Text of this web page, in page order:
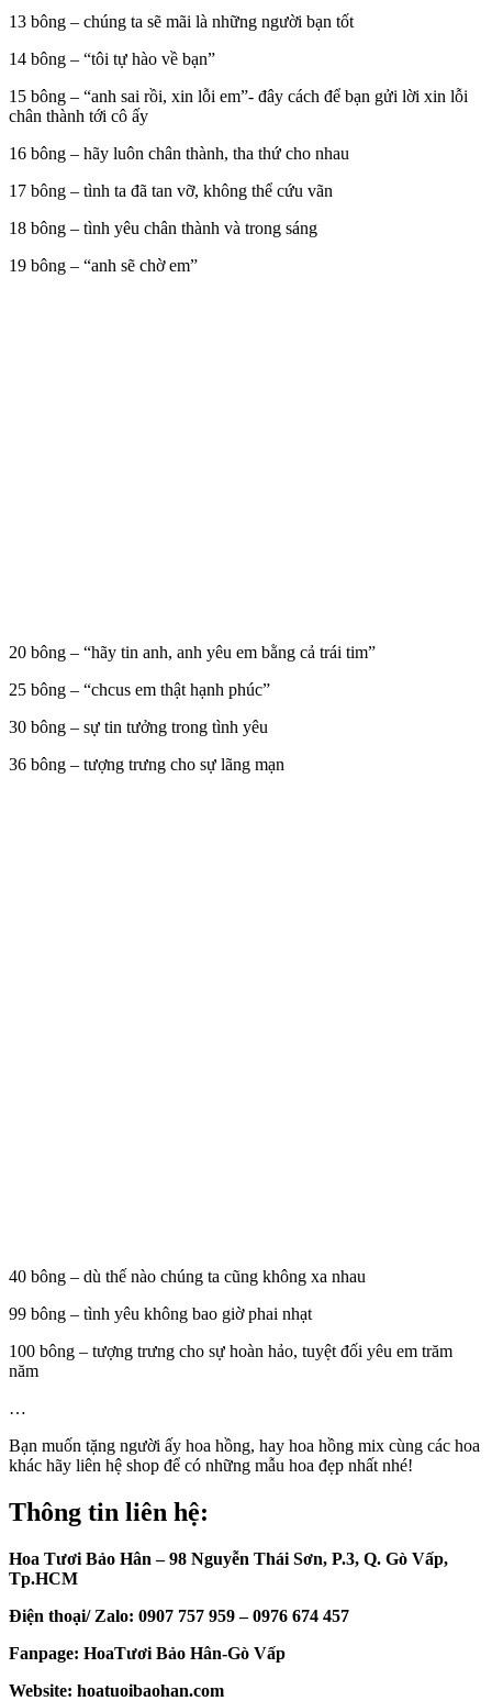
13 bông – chúng ta sẽ mãi là những người bạn tốt
14 bông – “tôi tự hào về bạn”
15 bông – “anh sai rồi, xin lỗi em”- đây cách để bạn gửi lời xin lỗi
chân thành tới cô ấy
16 bông – hãy luôn chân thành, tha thứ cho nhau
17 bông – tình ta đã tan vỡ, không thể cứu vãn
18 bông – tình yêu chân thành và trong sáng
19 bông – “anh sẽ chờ em”
20 bông – “hãy tin anh, anh yêu em bằng cả trái tim”
25 bông – “chcus em thật hạnh phúc”
30 bông – sự tin tưởng trong tình yêu
36 bông – tượng trưng cho sự lãng mạn
40 bông – dù thế nào chúng ta cũng không xa nhau
99 bông – tình yêu không bao giờ phai nhạt
100 bông – tượng trưng cho sự hoàn hảo, tuyệt đối yêu em trăm
năm
…
Bạn muốn tặng người ấy hoa hồng, hay hoa hồng mix cùng các hoa
khác hãy liên hệ shop để có những mẫu hoa đẹp nhất nhé!
Thông tin liên hệ:
Hoa Tươi Bảo Hân – 98 Nguyễn Thái Sơn, P.3, Q. Gò Vấp,
Tp.HCM
Điện thoại/ Zalo: 0907 757 959 – 0976 674 457
Fanpage: HoaTươi Bảo Hân-Gò Vấp
Website: hoatuoibaohan.com